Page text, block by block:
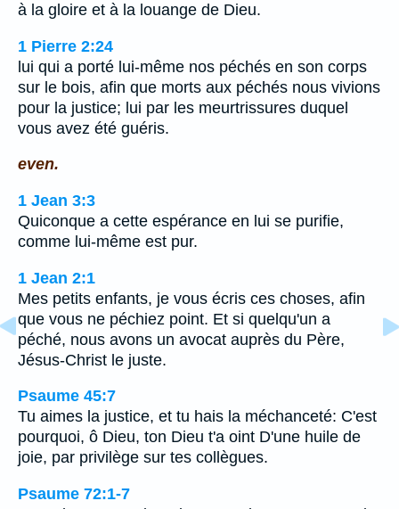
à la gloire et à la louange de Dieu.
1 Pierre 2:24
lui qui a porté lui-même nos péchés en son corps
sur le bois, afin que morts aux péchés nous vivions
pour la justice; lui par les meurtrissures duquel
vous avez été guéris.
even.
1 Jean 3:3
Quiconque a cette espérance en lui se purifie,
comme lui-même est pur.
1 Jean 2:1
Mes petits enfants, je vous écris ces choses, afin
que vous ne péchiez point. Et si quelqu'un a
péché, nous avons un avocat auprès du Père,
Jésus-Christ le juste.
Psaume 45:7
Tu aimes la justice, et tu hais la méchanceté: C'est
pourquoi, ô Dieu, ton Dieu t'a oint D'une huile de
joie, par privilège sur tes collègues.
Psaume 72:1-7